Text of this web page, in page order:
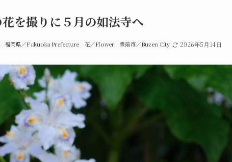
花を撮りに５月の如法寺へ
福岡県／Fukuoka Prefecture 花／Flower 豊前市／Buzen City 2026年5月14日